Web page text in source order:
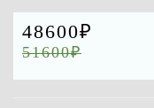
48600₽
51600₽